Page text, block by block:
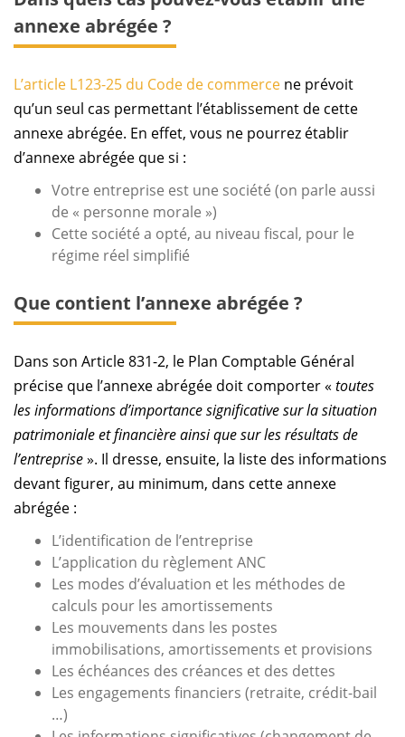
annexe abrégée ?
L’article L123-25 du Code de commerce ne prévoit
qu’un seul cas permettant l’établissement de cette
annexe abrégée. En effet, vous ne pourrez établir
d’annexe abrégée que si :
Votre entreprise est une société (on parle aussi
de « personne morale »)
Cette société a opté, au niveau fiscal, pour le
régime réel simplifié
Que contient l’annexe abrégée ?
Dans son Article 831-2, le Plan Comptable Général
précise que l’annexe abrégée doit comporter « toutes
les informations d’importance significative sur la situation
patrimoniale et financière ainsi que sur les résultats de
l’entreprise». Il dresse, ensuite, la liste des informations
devant figurer, au minimum, dans cette annexe
abrégée :
L’identification de l’entreprise
L’application du règlement ANC
Les modes d’évaluation et les méthodes de
calculs pour les amortissements
Les mouvements dans les postes
immobilisations, amortissements et provisions
Les échéances des créances et des dettes
Les engagements financiers (retraite, crédit-bail
…)